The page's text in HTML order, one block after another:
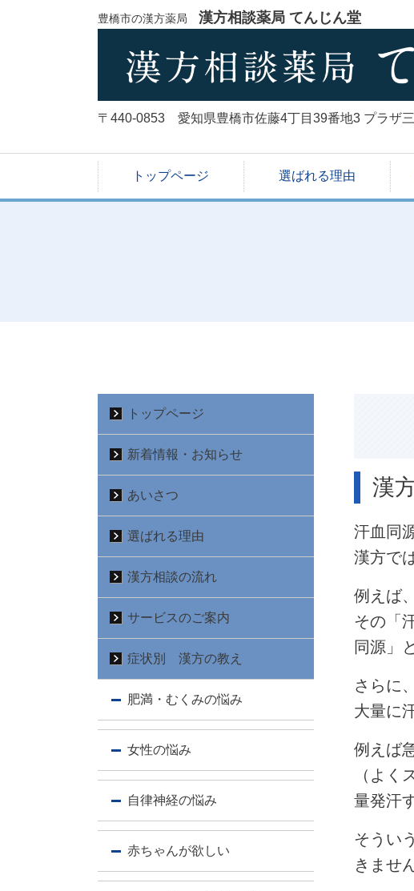
豊橋市の漢方薬局 漢方相談薬局 てんじん堂
〒440-0853 愛知県豊橋市佐藤4丁目39番地3 プラザ
トップページ 選ばれる理由
漢
汗血同
漢方で
例えば
その「
同源」
さらに
大量に
例えば
（よく
量発汗
そうい
きませ
トップページ
新着情報・お知らせ
あいさつ
選ばれる理由
漢方相談の流れ
サービスのご案内
症状別 漢方の教え
肥満・むくみの悩み
女性の悩み
自律神経の悩み
赤ちゃんが欲しい